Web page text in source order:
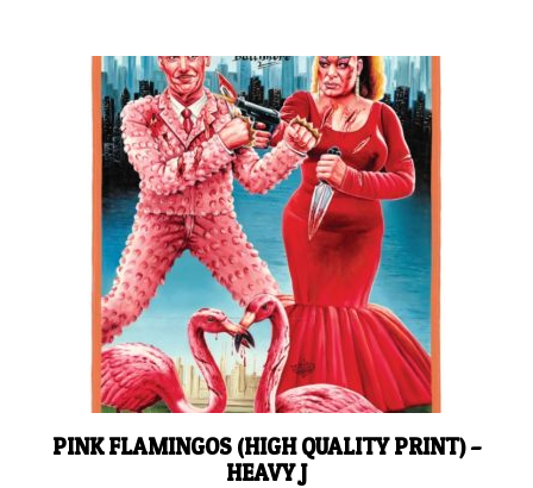
PINK FLAMINGOS (HIGH QUALITY PRINT) –
HEAVY J